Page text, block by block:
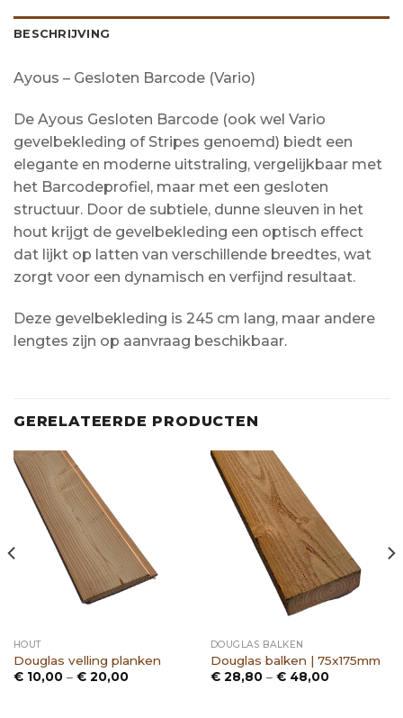
BESCHRIJVING
Ayous – Gesloten Barcode (Vario)
De Ayous Gesloten Barcode (ook wel Vario
gevelbekleding of Stripes genoemd) biedt een
elegante en moderne uitstraling, vergelijkbaar met
het Barcodeprofiel, maar met een gesloten
structuur. Door de subtiele, dunne sleuven in het
hout krijgt de gevelbekleding een optisch effect
dat lijkt op latten van verschillende breedtes, wat
zorgt voor een dynamisch en verfijnd resultaat.
Deze gevelbekleding is 245 cm lang, maar andere
lengtes zijn op aanvraag beschikbaar.
GERELATEERDE PRODUCTEN
HOUT
Douglas velling planken
€10,00 – €20,00Prijsklasse:
DOUGLAS BALKEN
Douglas balken | 75x175mm
€28,80 – €48,00Prijsklasse: